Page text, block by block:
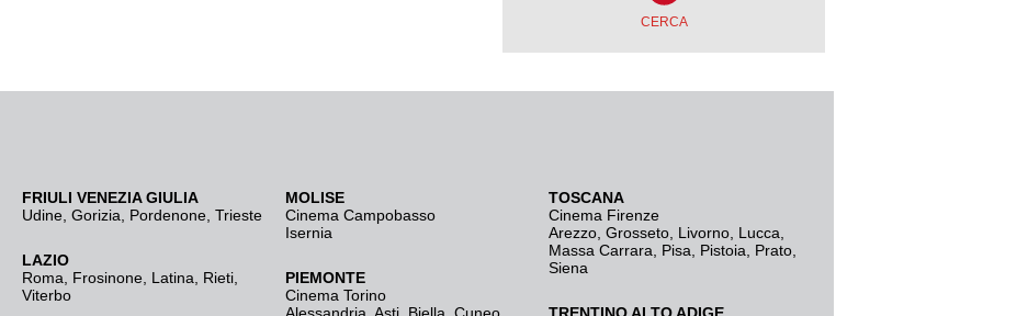
FRIULI VENEZIA GIULIA
Udine Gorizia Pordenone Trieste
LAZIO
Roma
Frosinone Latina Rieti
Viterbo
MOLISE
Cinema Campobasso
Isernia
PIEMONTE
Cinema Torino
TOSCANA
Cinema Firenze
Arezzo Grosseto Livorno Lucca
Massa Carrara
Pisa Pistoia Prato
Siena